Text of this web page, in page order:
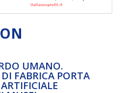
UMANO.
FABRICA PORTA